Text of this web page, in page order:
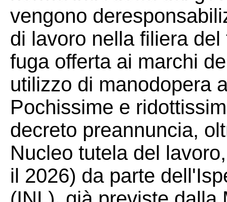
vengono
di lavoro nella filiera
fuga offerta ai marchi
utilizzo di manodopera
Pochissime e
decreto preannuncia,
Nucleo tutela del
il 2026) da parte